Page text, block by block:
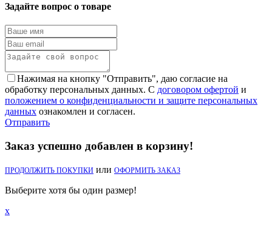
Задайте вопрос о товаре
Нажимая на кнопку "Отправить", даю согласие на
обработку персональных данных. С договором офертой и
положением о конфиденциальности и защите персональных
данных ознакомлен и согласен.
Отправить
Заказ успешно добавлен в корзину!
ПРОДОЛЖИТЬ ПОКУПКИ или ОФОРМИТЬ ЗАКАЗ
Выберите хотя бы один размер!
x